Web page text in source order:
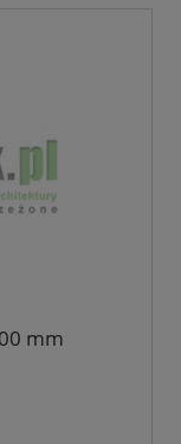
mm